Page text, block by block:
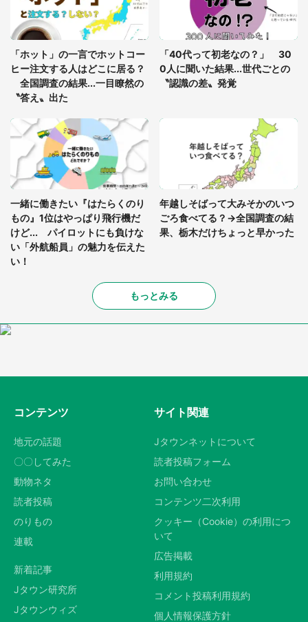
「通勤特快乗車中に襲ってきた、急激な腹痛。我慢
の限界を迎え、途中で電車を降りようとしたけれ
ど...」（東京都・30代女性）
「ホット」の一言でホットコー
ヒー注文する人はどこに居る？
全国調査の結果...一目瞭然の
〝答え〟出た
「40代って初老なの？」 30
0人に聞いた結果...世代ごとの
〝認識の差〟発覚
一緒に働きたい『はたらくのり
もの』1位はやっぱり飛行機だ
けど... パイロットにも負けな
い「外航船員」の魅力を伝えた
い！
年越しそばって大みそかのいつ
ごろ食べてる？→全国調査の結
果、栃木だけちょっと早かった
もっとみる
コンテンツ
地元の話題
〇〇してみた
動物ネタ
読者投稿
のりもの
連載
新着記事
Jタウン研究所
Jタウンウィズ
サイト関連
Jタウンネットについて
読者投稿フォーム
お問い合わせ
コンテンツ二次利用
クッキー（Cookie）の利用につ
いて
広告掲載
利用規約
コメント投稿利用規約
個人情報保護方針